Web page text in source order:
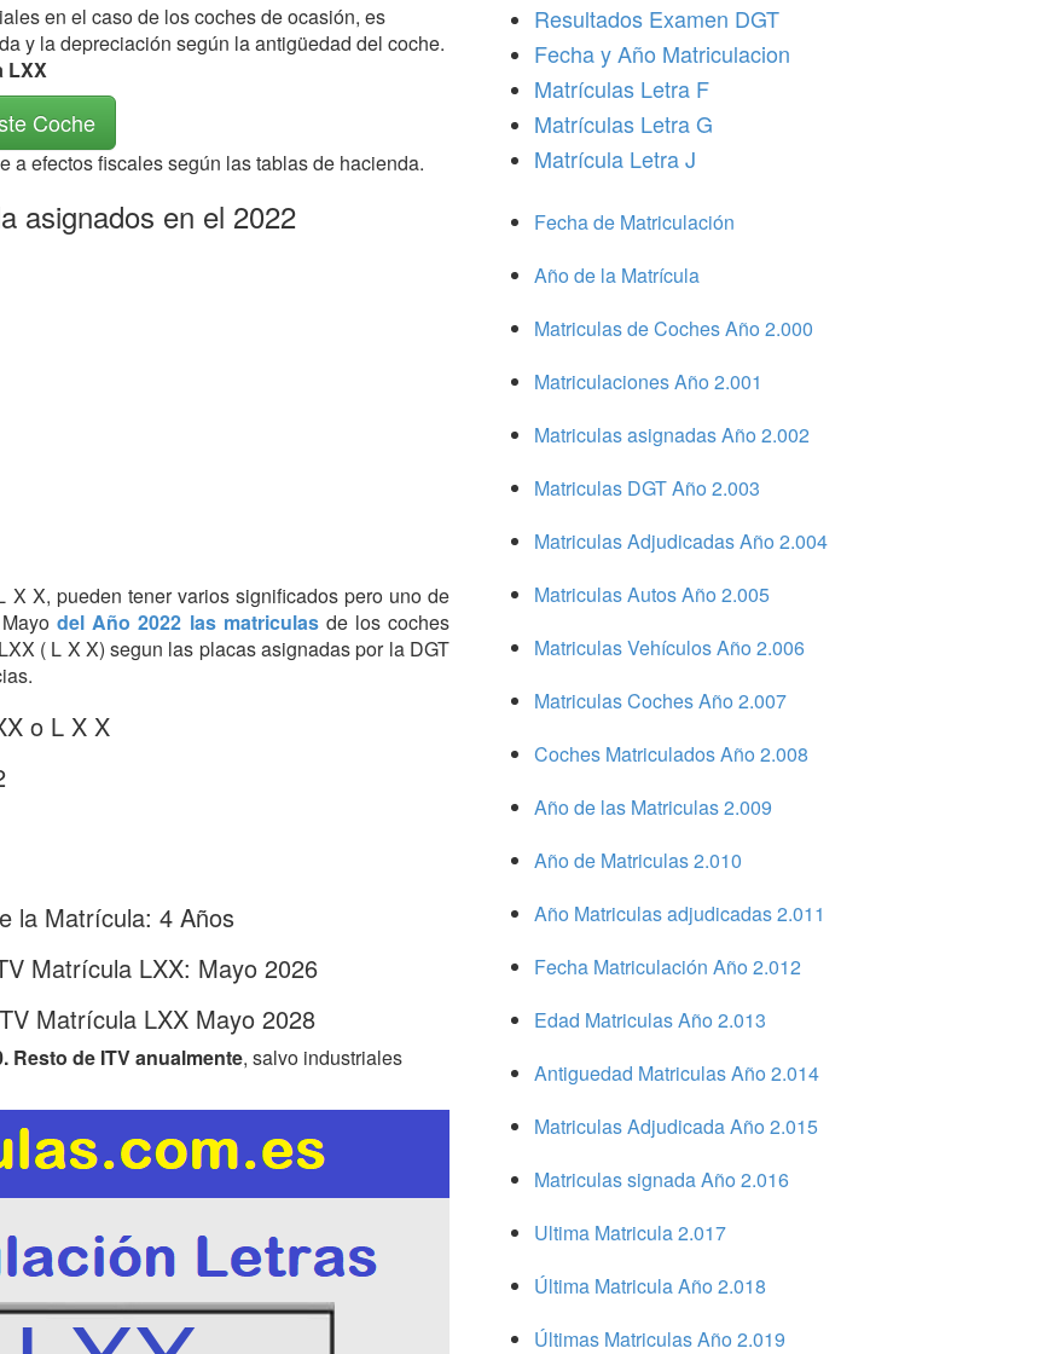
en el caso de los coches de ocasión, es
y la depreciación según la antigüedad del coche.
LXX
Coche
a efectos fiscales según las tablas de hacienda.
asignados en el 2022
X, pueden tener varios significados pero uno de
Mayodel Año 2022 las matriculas de los coches
( L X X) segun las placas asignadas por la DGT
o L X X
la Matrícula: 4 Años
Matrícula LXX: Mayo 2026
Matrícula LXX Mayo 2028
Resto de ITV anualmente, salvo industriales
Resultados Examen DGT
Fecha y Año Matriculacion
Matrículas Letra F
Matrículas Letra G
Matrícula Letra J
Fecha de Matriculación
Año de la Matrícula
Matriculas de Coches Año 2.000
Matriculaciones Año 2.001
Matriculas asignadas Año 2.002
Matriculas DGT Año 2.003
Matriculas Adjudicadas Año 2.004
Matriculas Autos Año 2.005
Matriculas Vehículos Año 2.006
Matriculas Coches Año 2.007
Coches Matriculados Año 2.008
Año de las Matriculas 2.009
Año de Matriculas 2.010
Año Matriculas adjudicadas 2.011
Fecha Matriculación Año 2.012
Edad Matriculas Año 2.013
Antiguedad Matriculas Año 2.014
Matriculas Adjudicada Año 2.015
Matriculas signada Año 2.016
Ultima Matricula 2.017
Última Matricula Año 2.018
Últimas Matriculas Año 2.019